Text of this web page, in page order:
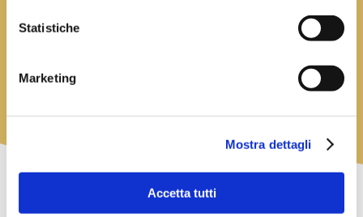
Statistiche
Marketing
Mostra dettagli
Accetta tutti
Taburno